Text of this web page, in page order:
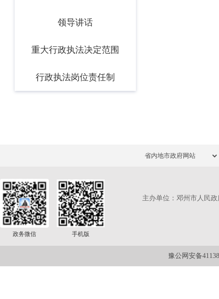
领导讲话
重大行政执法决定范围
行政执法岗位责任制
政务微信 手机版
主办单位：邓州市人民
豫公网安备